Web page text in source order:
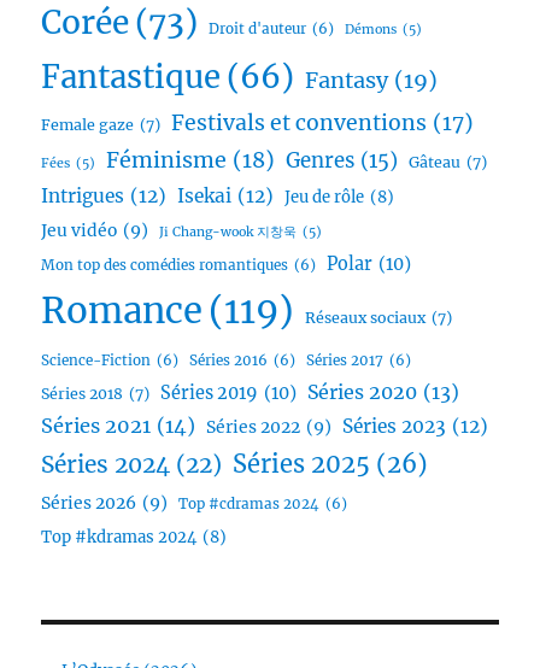
Corée(73) Droit d'auteur (6) Démons (5)
Fantastique (66) Fantasy (19)
Female gaze (7) Festivals et conventions (17)
Fées (5) Féminisme (18) Genres (15) Gâteau (7)
Intrigues (12) Isekai (12) Jeu de rôle (8)
Jeu vidéo (9) Ji Chang-wook 지창욱 (5)
Mon top des comédies romantiques (6) Polar (10)
Romance (119) Réseaux sociaux (7)
Science-Fiction (6) Séries 2016 (6) Séries 2017 (6)
Séries 2018 (7) Séries 2019 (10) Séries 2020 (13)
Séries 2021 (14) Séries 2022 (9) Séries 2023 (12)
Séries 2024 (22) Séries 2025 (26)
Séries 2026 (9) Top #cdramas 2024 (6)
Top #kdramas 2024 (8)